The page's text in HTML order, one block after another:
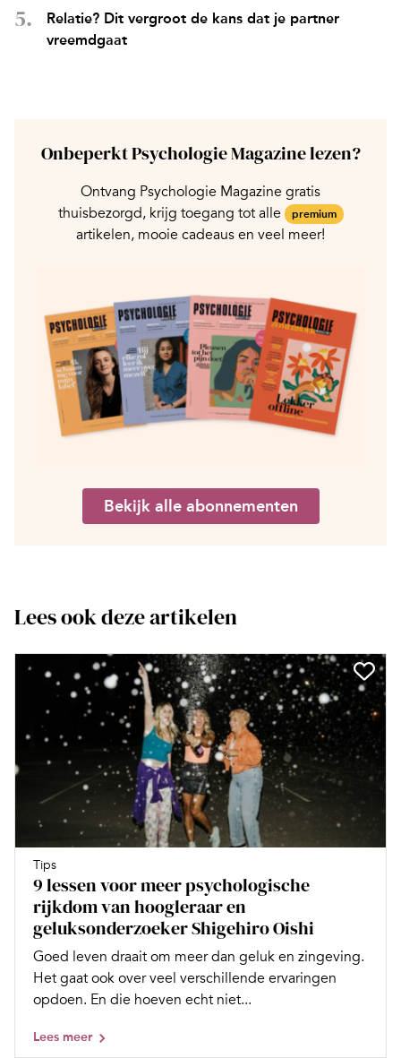
Relatie? Dit vergroot de kans dat je partner
vreemdgaat
Onbeperkt Psychologie Magazine lezen?
Ontvang Psychologie Magazine gratis
thuisbezorgd, krijg toegang tot alle
premium
artikelen, mooie cadeaus en veel meer!
Bekijk alle abonnementen
Lees ook deze artikelen
Tips
9 lessen voor meer psychologische
rijkdom van hoogleraar en
geluksonderzoeker Shigehiro Oishi
Goed leven draait om meer dan geluk en zingeving.
Het gaat ook over veel verschillende ervaringen
opdoen. En die hoeven echt niet...
Lees meer